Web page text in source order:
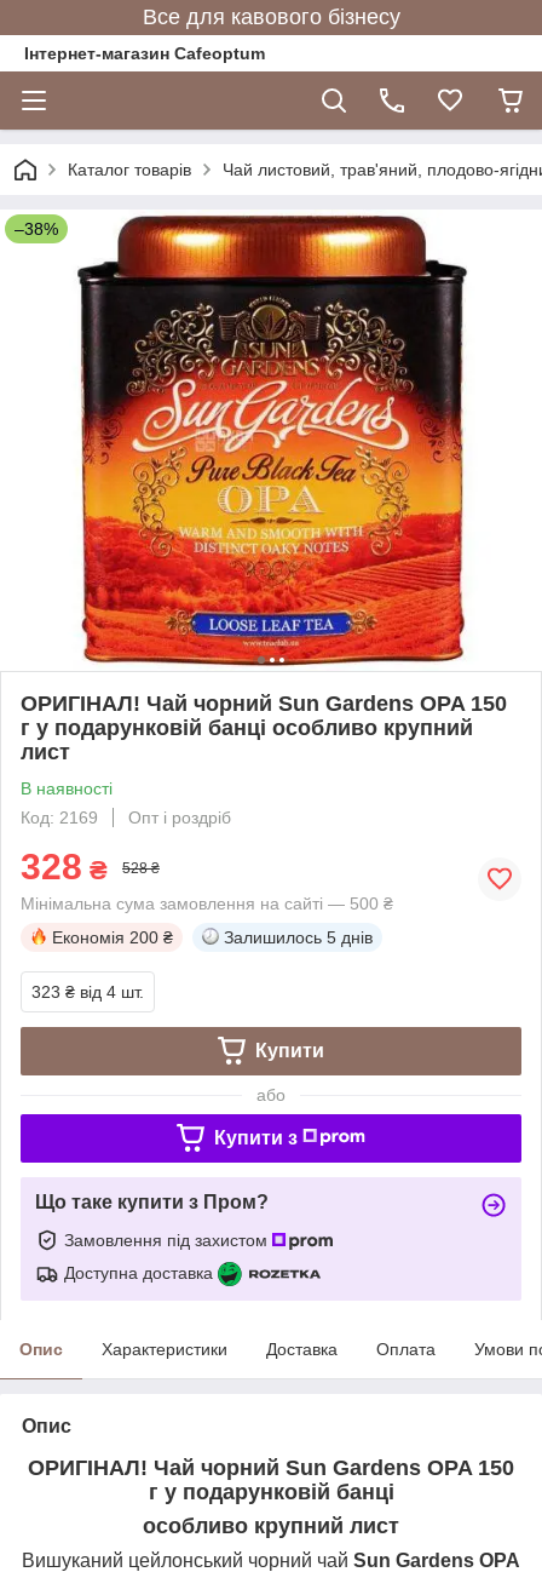
Все для кавового бізнесу
Інтернет-магазин Cafeoptum
Каталог товарів Чай листовий, трав'яний, плодово-
–38%
ОРИГІНАЛ! Чай чорний Sun Gardens OPA 150
г у подарунковій банці особливо крупний
лист
В наявності
Код: 2169
Опт і роздріб
328 ₴ 528 ₴
Мінімальна сума замовлення на сайті — 500 ₴
Економія 200 ₴ Залишилось 5 днів
323 ₴ від 4 шт.
Купити
або
Купити з
Що таке купити з Пром?
Замовлення під захистом
Доступна доставка
Опис Характеристики Доставка Оплата Умови
Опис
ОРИГІНАЛ! Чай чорний Sun Gardens OPA 150
г у подарунковій банці
особливо крупний лист
Вишуканий цейлонський чорний чай Sun Gardens OPA